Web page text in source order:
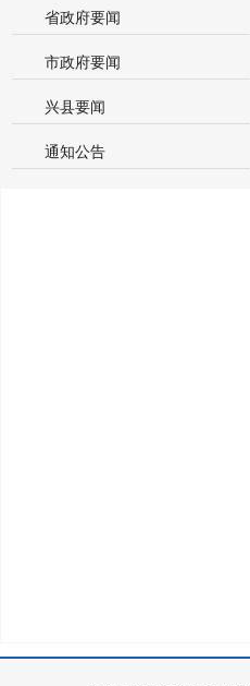
省政府要闻
市政府要闻
兴县要闻
通知公告